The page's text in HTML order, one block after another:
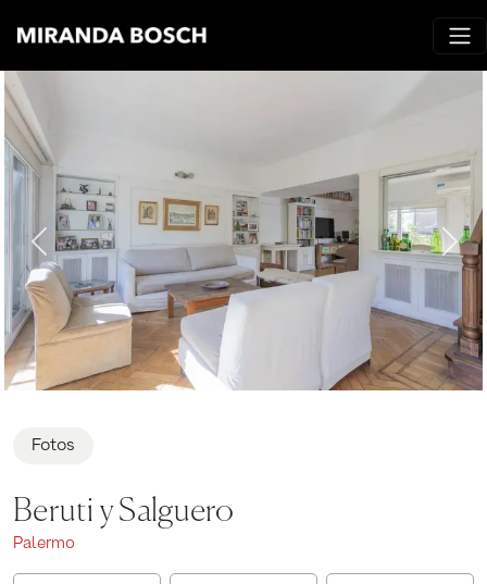
Fotos
Beruti y Salguero
Palermo